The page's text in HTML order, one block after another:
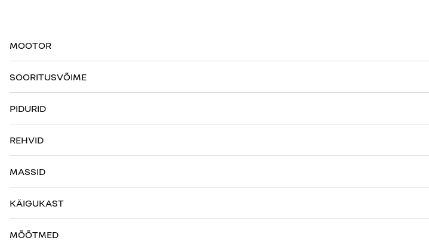
MOOTOR
SOORITUSVÕIME
PIDURID
REHVID
MASSID
KÄIGUKAST
MÕÕTMED